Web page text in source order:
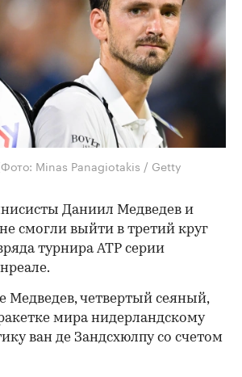
Minas Panagiotakis / Getty
Даниил Медведев и
смогли выйти в третий круг
турнира ATP серии
Медведев, четвертый сеяный,
мира нидерландскому
ван де Зандсхюлпу со счетом